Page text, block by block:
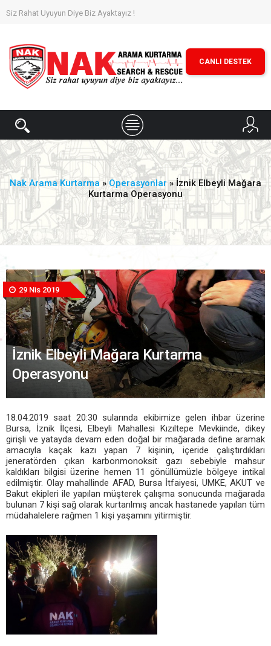
Siz Rahat Uyuyun Diye Biz Ayaktayız !
CANLI DESTEK
Nak Arama Kurtarma »Operasyonlar » İznik Elbeyli Mağara
Kurtarma Operasyonu
29 Nis 2019
İznik Elbeyli Mağara Kurtarma
Operasyonu
18.04.2019 saat 20:30 sularında ekibimize gelen ihbar üzerine
Bursa, İznik İlçesi, Elbeyli Mahallesi Kızıltepe Mevkiinde, dikey
girişli ve yatayda devam eden doğal bir mağarada define aramak
amacıyla kaçak kazı yapan 7 kişinin, içeride çalıştırdıkları
jeneratörden çıkan karbonmonoksit gazı sebebiyle mahsur
kaldıkları bilgisi üzerine hemen 11 gönüllümüzle bölgeye intikal
edilmiştir. Olay mahallinde AFAD, Bursa İtfaiyesi, UMKE, AKUT ve
Bakut ekipleri ile yapılan müşterek çalışma sonucunda mağarada
bulunan 7 kişi sağ olarak kurtarılmış ancak hastanede yapılan tüm
müdahalelere rağmen 1 kişi yaşamını yitirmiştir.